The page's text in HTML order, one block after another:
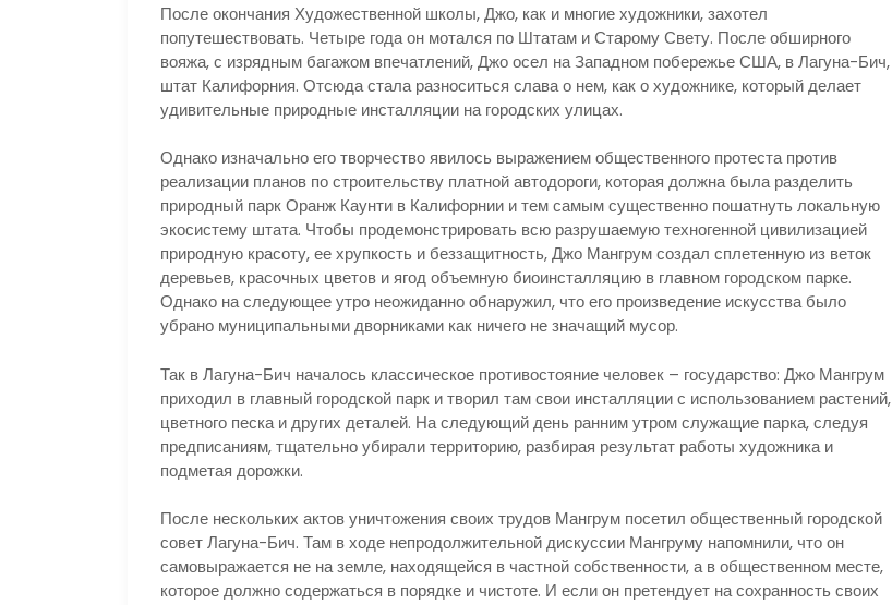
После окончания Художественной школы, Джо, как и многие художники, захотел
попутешествовать. Четыре года он мотался по Штатам и Старому Свету. После обширного
вояжа, с изрядным багажом впечатлений, Джо осел на Западном побережье США, в Лагуна-Бич,
штат Калифорния. Отсюда стала разноситься слава о нем, как о художнике, который делает
удивительные природные инсталляции на городских улицах.
Однако изначально его творчество явилось выражением общественного протеста против
реализации планов по строительству платной автодороги, которая должна была разделить
природный парк Оранж Каунти в Калифорнии и тем самым существенно пошатнуть локальную
экосистему штата. Чтобы продемонстрировать всю разрушаемую техногенной цивилизацией
природную красоту, ее хрупкость и беззащитность, Джо Мангрум создал сплетенную из веток
деревьев, красочных цветов и ягод объемную биоинсталляцию в главном городском парке.
Однако на следующее утро неожиданно обнаружил, что его произведение искусства было
убрано муниципальными дворниками как ничего не значащий мусор.
Так в Лагуна-Бич началось классическое противостояние человек – государство: Джо Мангрум
приходил в главный городской парк и творил там свои инсталляции с использованием растений,
цветного песка и других деталей. На следующий день ранним утром служащие парка, следуя
предписаниям, тщательно убирали территорию, разбирая результат работы художника и
подметая дорожки.
После нескольких актов уничтожения своих трудов Мангрум посетил общественный городской
совет Лагуна-Бич. Там в ходе непродолжительной дискуссии Мангруму напомнили, что он
самовыражается не на земле, находящейся в частной собственности, а в общественном месте,
которое должно содержаться в порядке и чистоте. И если он претендует на сохранность своих